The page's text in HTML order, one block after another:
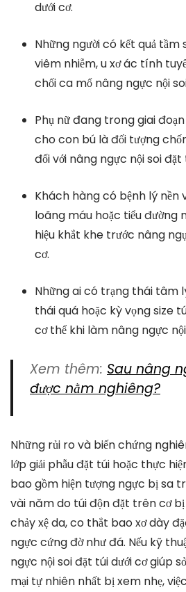
dưới cơ.
Những người có kết quả
viêm nhiễm, u xơ ác tính
chối ca mổ nâng ngực nội
Phụ nữ đang trong giai
cho con bú là đối tượng
đối với nâng ngực nội soi đặt
Khách hàng có bệnh lý nền
loãng máu hoặc tiểu đường
hiệu khắt khe trước nâng
cơ.
Những ai có trạng thái tâm
thái quá hoặc kỳ vọng size
cơ thể khi làm nâng ngực
Xem thêm: Sau nâng
được nằm nghiêng?
Những rủi ro và biến chứng
lớp giải phẫu đặt túi hoặc thực
bao gồm hiện tượng ngực bị sa
vài năm do túi độn đặt trên cơ
chảy xệ da, co thắt bao xơ dày
ngực cứng đờ như đá. Nếu kỹ
ngực nội soi đặt túi dưới cơ giúp
mại tự nhiên nhất bị xem nhẹ,